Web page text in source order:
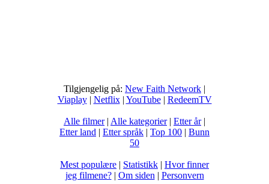
Tilgjengelig på: New Faith Network |
Viaplay| Netflix| YouTube| RedeemTV
Alle filmer| Alle kategorier| Etter år|
Etter land | Etter språk | Top 100 | Bunn
50
Mest populære | Statistikk | Hvor finner
jeg filmene?| Om siden | Personvern